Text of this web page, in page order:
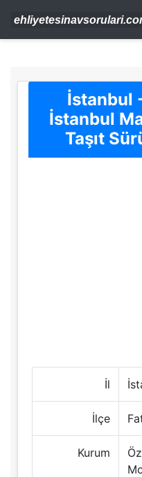
İstanbul
İstanbul
Taşıt
İl
İlçe
Kurum